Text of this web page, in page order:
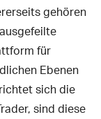
gehören
für
Ebenen
sich die
sind diese